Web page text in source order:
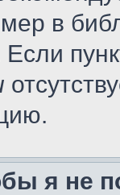
в
Если
я не